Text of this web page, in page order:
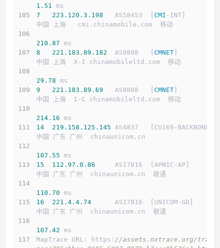
1.51 ms
7
223.120 .3 .198
   AS58453  [
CMI -INT]
中国 上海   cmi.chinamobile.com  移动
210.87 ms
8
221.183 .89 .182
  AS9808   [
CMNET
中国 上海  X-I chinamobileltd.com  移动
29.78 ms
9
221.183 .89 .69
   AS9808   [
CMNET
中国 上海  I-C chinamobileltd.com  移动
214.16 ms
14
219.158 .125 .145 AS4837   [CU169-BACKBONE]
中国 广东 广州  chinaunicom.cn
107.55 ms
15
112.97 .0 .86
     AS17816  [APNIC-AP]
中国 广东 广州  chinaunicom.cn  联通
110.70 ms
16
221.4 .4 .74
      AS17816  [UNICOM-GD]
中国 广东 广州  chinaunicom.cn  联通
107.42 ms
MapTrace URL: https: //assets.nxtrace.org/trace